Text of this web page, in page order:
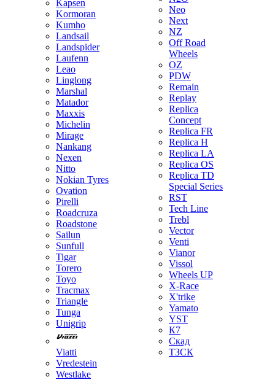
Kapsen
Kormoran
Kumho
Landsail
Landspider
Laufenn
Leao
Linglong
Marshal
Matador
Maxxis
Michelin
Mirage
Nankang
Nexen
Nitto
Nokian Tyres
Ovation
Pirelli
Roadcruza
Roadstone
Sailun
Sunfull
Tigar
Torero
Toyo
Tracmax
Triangle
Tunga
Unigrip
Viatti
Vredestein
Westlake
Neo
Next
NZ
Off Road
Wheels
OZ
PDW
Remain
Replay
Replica
Concept
Replica FR
Replica H
Replica LA
Replica OS
Replica TD
Special Series
RST
Tech Line
Trebl
Vector
Venti
Vianor
Vissol
Wheels UP
X-Race
X'trike
Yamato
YST
К7
Скад
ТЗСК